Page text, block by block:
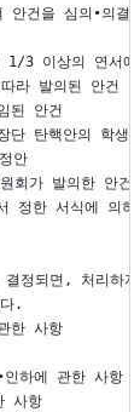
안건을 심의∙의결
3 이상의 연서
라 발의된 안건
된 안건
탄핵안의 학생
안
회가 발의한 안건
정한 서식에 의하
정되면, 처리하
.
한 사항
하에 관한 사항
사항